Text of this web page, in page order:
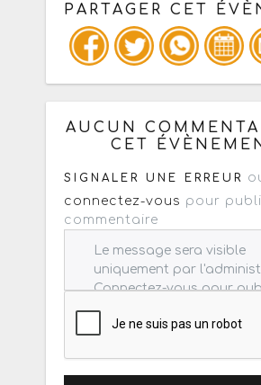
PARTAGER CET
Copiez les infos ci-
: mail / forum /
AUCUN
CET
SIGNALER UNE ERREUR
connectez-vous pour
commentaire